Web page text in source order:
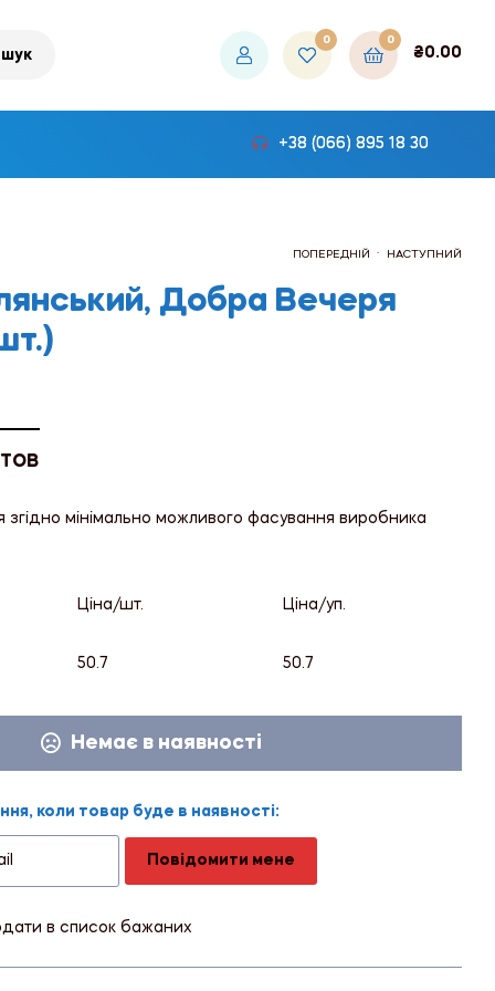
0 0
₴0.00
+38 (066) 895 18 30
ПОПЕРЕДНІЙ НАСТУПНИЙ
Добра Вечеря
ТОВ
згідно мінімально можливого фасування виробника
Ціна/шт. Ціна/уп.
50.7 50.7
Немає в наявності
коли товар буде в наявності:
Повідомити мене
в список бажаних